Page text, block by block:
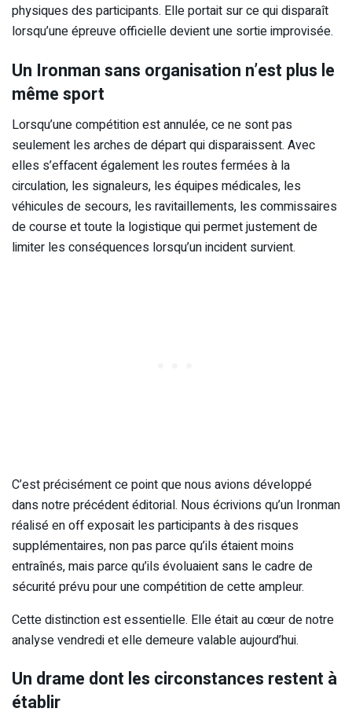
physiques des participants. Elle portait sur ce qui disparaît
lorsqu’une épreuve officielle devient une sortie improvisée.
Un Ironman sans organisation n’est plus le
même sport
Lorsqu’une compétition est annulée, ce ne sont pas
seulement les arches de départ qui disparaissent. Avec
elles s’effacent également les routes fermées à la
circulation, les signaleurs, les équipes médicales, les
véhicules de secours, les ravitaillements, les commissaires
de course et toute la logistique qui permet justement de
limiter les conséquences lorsqu’un incident survient.
C’est précisément ce point que nous avions développé
dans notre précédent éditorial. Nous écrivions qu’un Ironman
réalisé en off exposait les participants à des risques
supplémentaires, non pas parce qu’ils étaient moins
entraînés, mais parce qu’ils évoluaient sans le cadre de
sécurité prévu pour une compétition de cette ampleur.
Cette distinction est essentielle. Elle était au cœur de notre
analyse vendredi et elle demeure valable aujourd’hui.
Un drame dont les circonstances restent à
établir